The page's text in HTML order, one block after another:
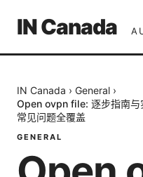
IN Canada
IN Canada › General ›
Open ovpn file: 逐步指南与
常见问题全覆盖
GENERAL